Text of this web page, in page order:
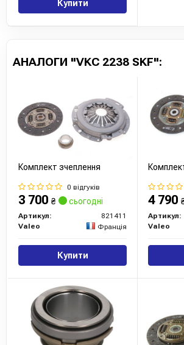
Купити
АНАЛОГИ "VKC 2238 SKF":
Комплект зчеплення
0 відгуків
3 700 ₴ сьогодні
Артикул:
821411
Valeo
Франція
Купити
4 790
Артикул:
Valeo